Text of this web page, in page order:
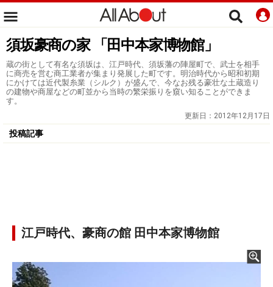
須坂豪商の家 「田中本家博物館」
蔵の街として有名な須坂は、江戸時代、須坂藩の陣屋町で、武士を相手
に商売を営む商工業者が集まり発展した町です。明治時代から昭和初期
にかけては近代製糸業（シルク）が盛んで、今なお残る豪壮な土蔵造り
の建物や商屋などの町並から当時の繁栄振りを窺い知ることができま
す。
更新日： 2012年12月17日
投稿記事
江戸時代、豪商の館 田中本家博物館